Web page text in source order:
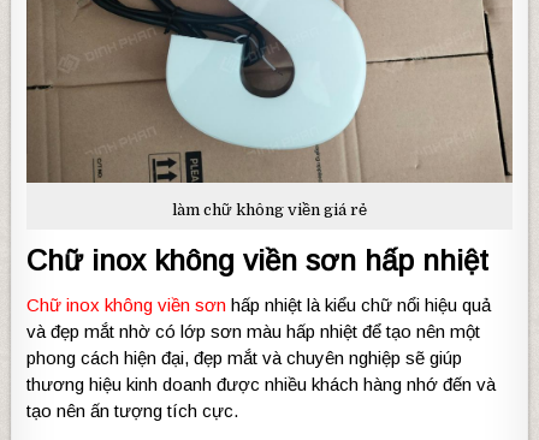
làm chữ không viền giá rẻ
Chữ inox không viền sơn hấp nhiệt
Chữ inox không viền sơn hấp nhiệt là kiểu chữ nổi hiệu quả
và đẹp mắt nhờ có lớp sơn màu hấp nhiệt để tạo nên một
phong cách hiện đại, đẹp mắt và chuyên nghiệp sẽ giúp
thương hiệu kinh doanh được nhiều khách hàng nhớ đến và
tạo nên ấn tượng tích cực.